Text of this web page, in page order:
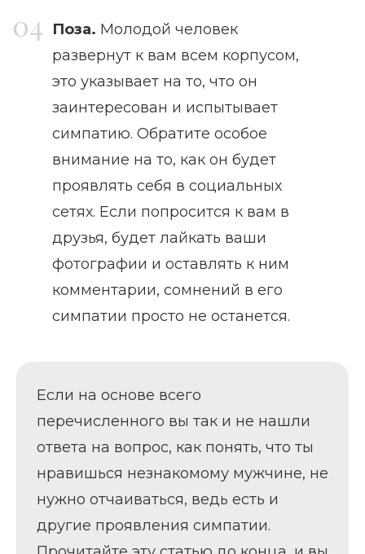
Поза. Молодой человек
развернут к вам всем корпусом,
это указывает на то, что он
заинтересован и испытывает
симпатию. Обратите особое
внимание на то, как он будет
проявлять себя в социальных
сетях. Если попросится к вам в
друзья, будет лайкать ваши
фотографии и оставлять к ним
комментарии, сомнений в его
симпатии просто не останется.
Если на основе всего
перечисленного вы так и не нашли
ответа на вопрос, как понять, что ты
нравишься незнакомому мужчине, не
нужно отчаиваться, ведь есть и
другие проявления симпатии.